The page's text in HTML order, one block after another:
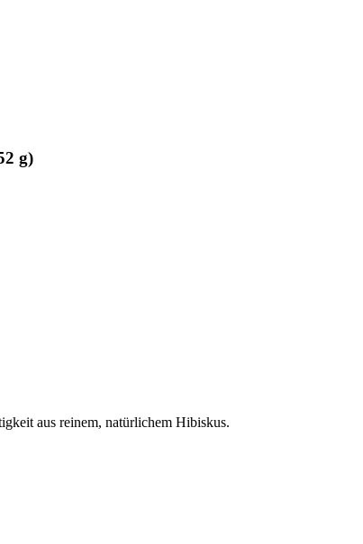
g)
aus reinem, natürlichem Hibiskus.